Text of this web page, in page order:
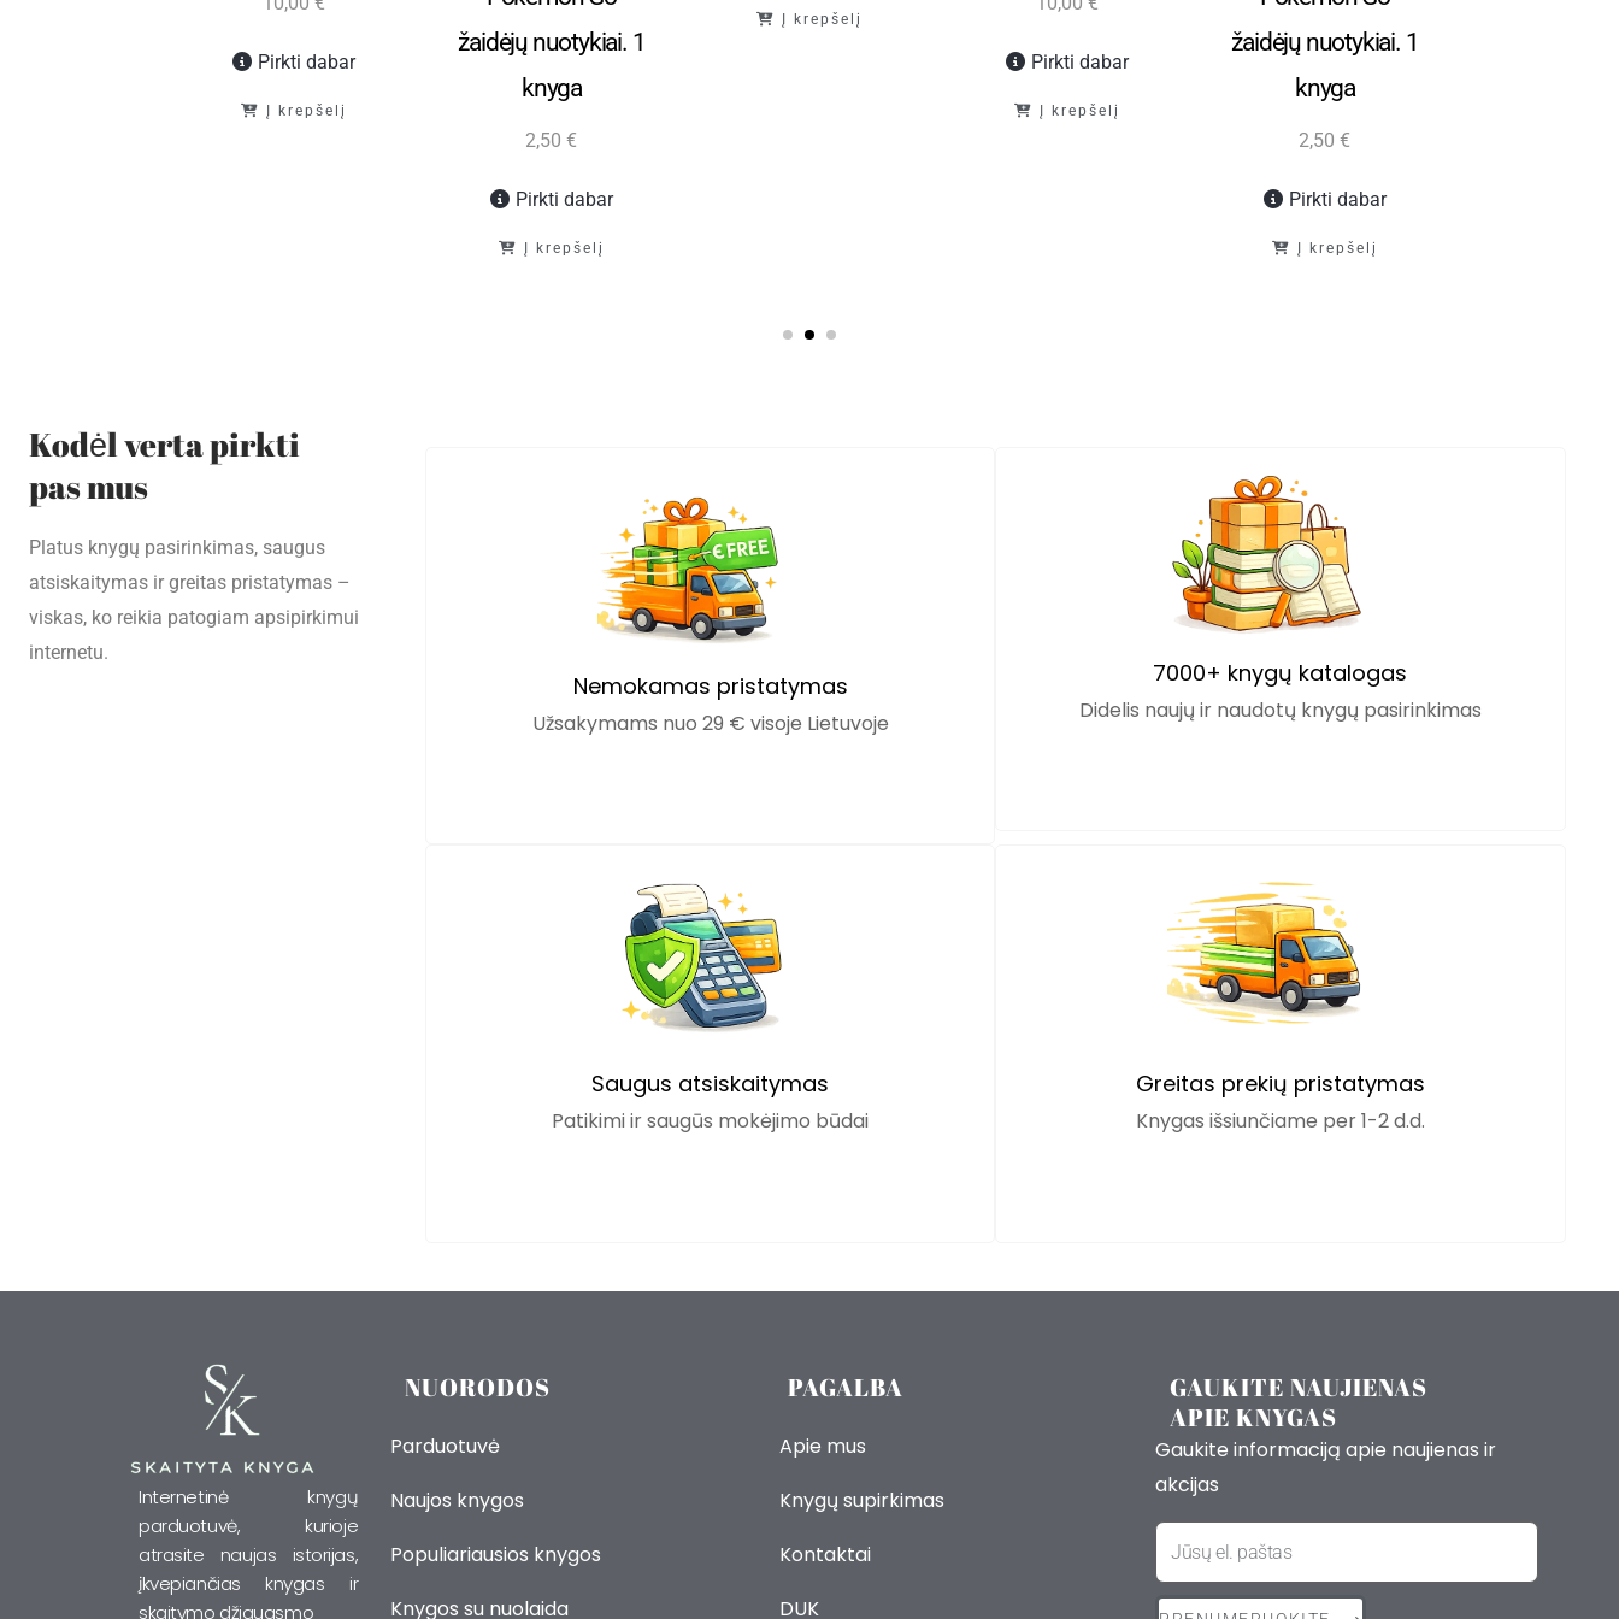
Pirkti dabar
Į krepšelį
žaidėjų nuotykiai. 1
knyga
2,50€
Pirkti dabar
Į krepšelį
Į krepšelį
Pirkti dabar
Į krepšelį
žaidėjų nuotykiai. 1
knyga
2,50€
Pirkti dabar
Į krepšelį
Kodėl verta pirkti
pas mus
Platus knygų pasirinkimas, saugus
atsiskaitymas ir greitas pristatymas –
viskas, ko reikia patogiam apsipirkimui
internetu.
Nemokamas pristatymas
Užsakymams nuo 29 € visoje Lietuvoje
7000+ knygų katalogas
Didelis naujų ir naudotų knygų pasirinkimas
Saugus atsiskaitymas
Patikimi ir saugūs mokėjimo būdai
Greitas prekių pristatymas
Knygas išsiunčiame per 1-2 d.d.
Internetinė knygų
parduotuvė, kurioje
atrasite naujas istorijas,
įkvepiančias knygas ir
skaitymo džiaugsmo
NUORODOS
Parduotuvė
Naujos knygos
Populiariausios knygos
Knygos su nuolaida
PAGALBA
Apie mus
Knygų supirkimas
Kontaktai
DUK
GAUKITE NAUJIENAS
APIE KNYGAS
Gaukite informaciją apie naujienas ir
akcijas
paštas